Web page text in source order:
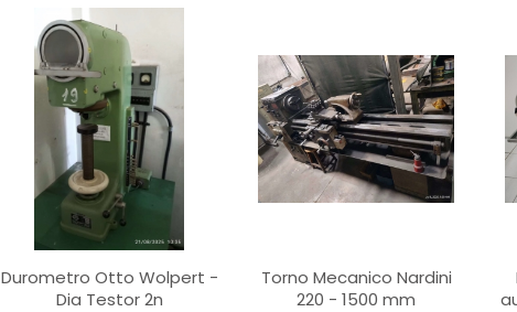
Durometro Otto Wolpert -
Dia Testor 2n
Torno Mecanico Nardini
220 - 1500 mm